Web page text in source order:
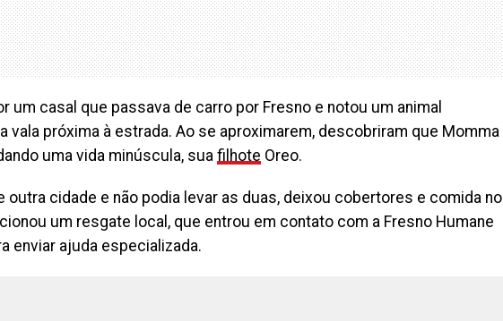
um casal que passava de carro por Fresno e notou um animal
vala próxima à estrada. Ao se aproximarem, descobriram que Momma
uma vida minúscula, sua filhote Oreo.
outra cidade e não podia levar as duas, deixou cobertores e comida no
um resgate local, que entrou em contato com a Fresno Humane
enviar ajuda especializada.